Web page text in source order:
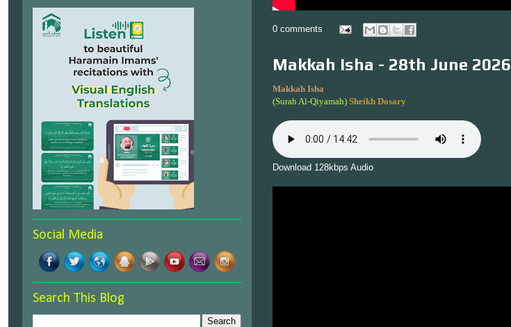
0 comments
Makkah Isha - 28th June 2026
Makkah Isha
(Surah Al-Qiyamah) Sheikh Dosary
Download 128kbps Audio
Social Media
Search This Blog